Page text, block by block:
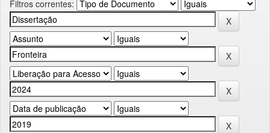
Filtros correntes: